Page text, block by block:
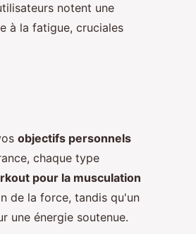
notent une
à la fatigue, cruciales
objectifs personnels
chaque type
pour la musculation
de la force, tandis qu'un
une énergie soutenue.